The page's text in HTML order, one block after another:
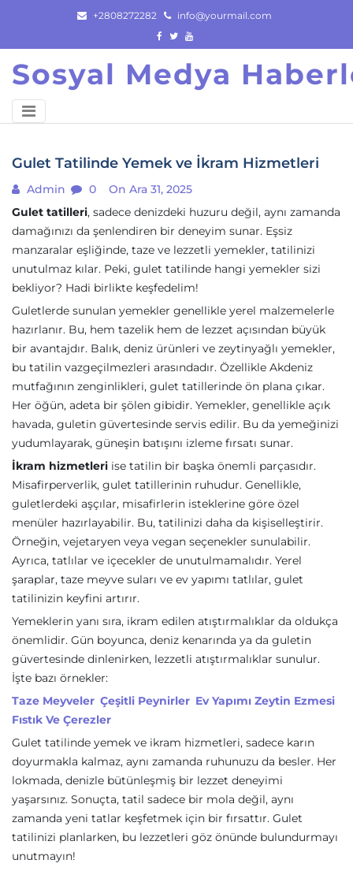
content
+2808272282 info@yourmail.com
Sosyal Medya
Gulet Tatilinde Yemek ve İkram Hizmetleri
Admin 0
On Ara 31, 2025
Gulet tatilleri, sadece denizdeki huzuru değil, aynı zamanda
damağınızı da şenlendiren bir deneyim sunar. Eşsiz
manzaralar eşliğinde, taze ve lezzetli yemekler, tatilinizi
unutulmaz kılar. Peki, gulet tatilinde hangi yemekler sizi
bekliyor? Hadi birlikte keşfedelim!
Guletlerde sunulan yemekler genellikle yerel malzemelerle
hazırlanır. Bu, hem tazelik hem de lezzet açısından büyük
bir avantajdır. Balık, deniz ürünleri ve zeytinyağlı yemekler,
bu tatilin vazgeçilmezleri arasındadır. Özellikle Akdeniz
mutfağının zenginlikleri, gulet tatillerinde ön plana çıkar.
Her öğün, adeta bir şölen gibidir. Yemekler, genellikle açık
havada, guletin güvertesinde servis edilir. Bu da yemeğinizi
yudumlayarak, güneşin batışını izleme fırsatı sunar.
İkram hizmetleri ise tatilin bir başka önemli parçasıdır.
Misafirperverlik, gulet tatillerinin ruhudur. Genellikle,
guletlerdeki aşçılar, misafirlerin isteklerine göre özel
menüler hazırlayabilir. Bu, tatilinizi daha da kişiselleştirir.
Örneğin, vejetaryen veya vegan seçenekler sunulabilir.
Ayrıca, tatlılar ve içecekler de unutulmamalıdır. Yerel
şaraplar, taze meyve suları ve ev yapımı tatlılar, gulet
tatilinizin keyfini artırır.
Yemeklerin yanı sıra, ikram edilen atıştırmalıklar da oldukça
önemlidir. Gün boyunca, deniz kenarında ya da guletin
güvertesinde dinlenirken, lezzetli atıştırmalıklar sunulur.
İşte bazı örnekler:
Taze Meyveler Çeşitli Peynirler Ev Yapımı Zeytin Ezmesi
Fıstık Ve Çerezler
Gulet tatilinde yemek ve ikram hizmetleri, sadece karın
doyurmakla kalmaz, aynı zamanda ruhunuzu da besler. Her
lokmada, denizle bütünleşmiş bir lezzet deneyimi
yaşarsınız. Sonuçta, tatil sadece bir mola değil, aynı
zamanda yeni tatlar keşfetmek için bir fırsattır. Gulet
tatilinizi planlarken, bu lezzetleri göz önünde bulundurmayı
unutmayın!